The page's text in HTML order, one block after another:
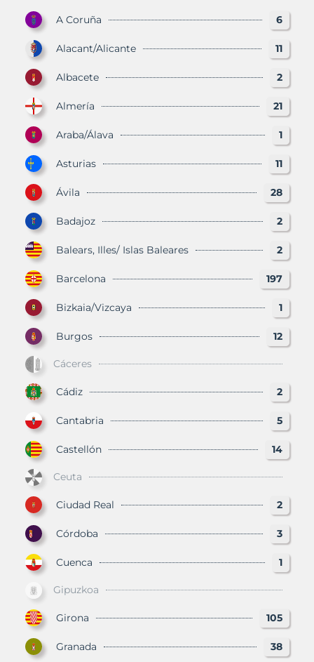
A Coruña 6
Alacant/Alicante 11
Albacete 2
Almería 21
Araba/Álava 1
Asturias 11
Ávila 28
Badajoz 2
Balears, Illes/ Islas Baleares 2
Barcelona 197
Bizkaia/Vizcaya 1
Burgos 12
Cáceres
Cádiz 2
Cantabria 5
Castellón 14
Ceuta
Ciudad Real 2
Córdoba 3
Cuenca 1
Gipuzkoa
Girona 105
Granada 38